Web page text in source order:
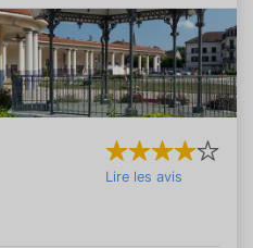
Lire les avis